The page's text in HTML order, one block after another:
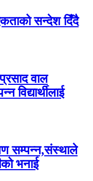
सन्देश दिँदै
वाल
विद्यार्थीलाई
सम्पन्न,संस्थाले
भनाई